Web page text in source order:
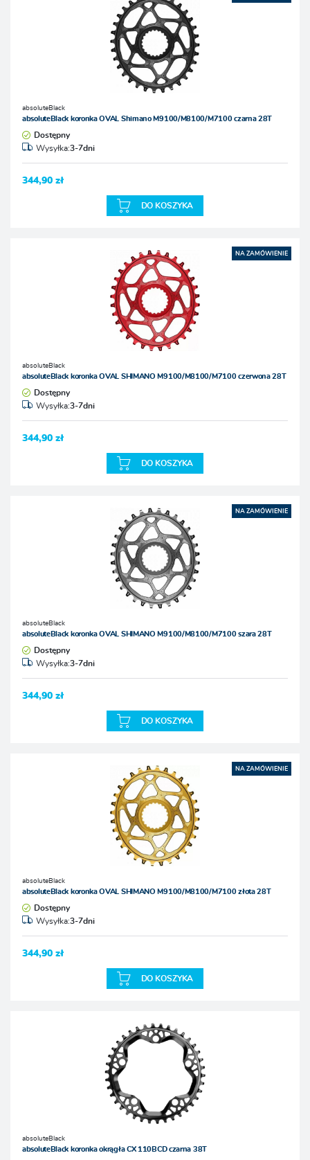
absoluteBlack
absoluteBlack koronka OVAL Shimano M9100/M8100/M7100 czarna 28T
Dostępny
Wysyłka:3-7dni
344,90 zł
DO KOSZYKA
NA ZAMÓWIENIE
absoluteBlack
absoluteBlack koronka OVAL SHIMANO M9100/M8100/M7100 czerwona 28T
Dostępny
Wysyłka:3-7dni
344,90 zł
DO KOSZYKA
NA ZAMÓWIENIE
absoluteBlack
absoluteBlack koronka OVAL SHIMANO M9100/M8100/M7100 szara 28T
Dostępny
Wysyłka:3-7dni
344,90 zł
DO KOSZYKA
NA ZAMÓWIENIE
absoluteBlack
absoluteBlack koronka OVAL SHIMANO M9100/M8100/M7100 złota 28T
Dostępny
Wysyłka:3-7dni
344,90 zł
DO KOSZYKA
absoluteBlack
absoluteBlack koronka okrągła CX 110BCD czarna 38T